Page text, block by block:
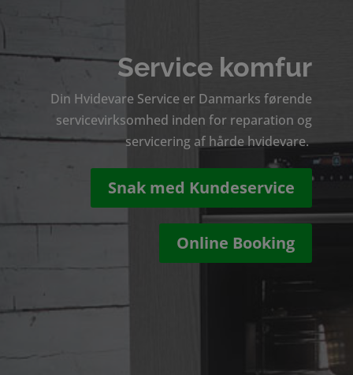
Service komfur
Din Hvidevare Service er Danmarks førende
servicevirksomhed inden for reparation og
servicering af hårde hvidevare.
Snak med Kundeservice
Online Booking